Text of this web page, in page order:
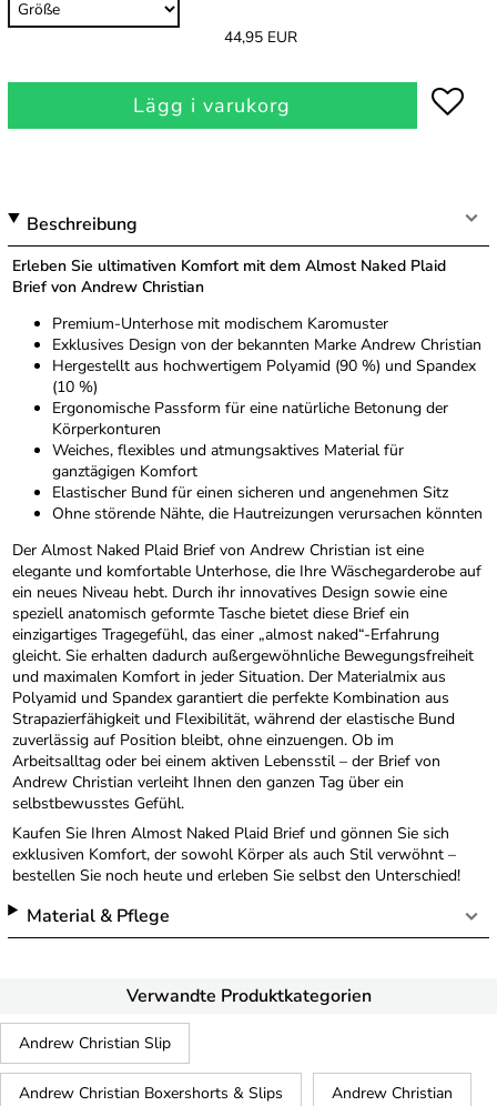
44,95 EUR
Lägg i varukorg
Beschreibung
Erleben Sie ultimativen Komfort mit dem Almost Naked Plaid
Brief von Andrew Christian
Premium-Unterhose mit modischem Karomuster
Exklusives Design von der bekannten Marke Andrew Christian
Hergestellt aus hochwertigem Polyamid (90 %) und Spandex
(10 %)
Ergonomische Passform für eine natürliche Betonung der
Körperkonturen
Weiches, flexibles und atmungsaktives Material für
ganztägigen Komfort
Elastischer Bund für einen sicheren und angenehmen Sitz
Ohne störende Nähte, die Hautreizungen verursachen könnten
Der Almost Naked Plaid Brief von Andrew Christian ist eine
elegante und komfortable Unterhose, die Ihre Wäschegarderobe auf
ein neues Niveau hebt. Durch ihr innovatives Design sowie eine
speziell anatomisch geformte Tasche bietet diese Brief ein
einzigartiges Tragegefühl, das einer „almost naked“-Erfahrung
gleicht. Sie erhalten dadurch außergewöhnliche Bewegungsfreiheit
und maximalen Komfort in jeder Situation. Der Materialmix aus
Polyamid und Spandex garantiert die perfekte Kombination aus
Strapazierfähigkeit und Flexibilität, während der elastische Bund
zuverlässig auf Position bleibt, ohne einzuengen. Ob im
Arbeitsalltag oder bei einem aktiven Lebensstil – der Brief von
Andrew Christian verleiht Ihnen den ganzen Tag über ein
selbstbewusstes Gefühl.
Kaufen Sie Ihren Almost Naked Plaid Brief und gönnen Sie sich
exklusiven Komfort, der sowohl Körper als auch Stil verwöhnt –
bestellen Sie noch heute und erleben Sie selbst den Unterschied!
Material & Pflege
Verwandte Produktkategorien
Andrew Christian Slip
Andrew Christian Boxershorts & Slips Andrew Christian